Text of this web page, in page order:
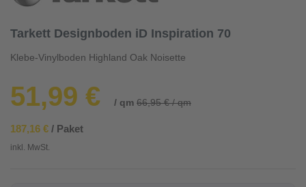
Tarkett Designboden iD Inspiration 70
Klebe-Vinylboden Highland Oak Noisette
51,99 € / qm 66,95 € / qm
187,16 € / Paket
inkl. MwSt.